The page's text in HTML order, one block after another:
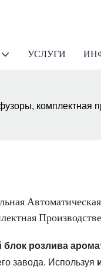
УСЛУГИ
комплектная
блок розлива
завода. Используя